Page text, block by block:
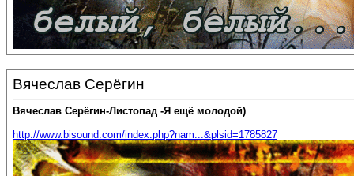
Вячеслав Серёгин
Вячеслав Серёгин-Листопад -Я ещё молодой)
http://www.bisound.com/index.php?nam...&plsid=1785827